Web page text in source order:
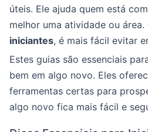
úteis. Ele ajuda quem está
melhor uma atividade ou área.
iniciantes, é mais fácil evitar
Estes guias são essenciais
bem em algo novo. Eles
ferramentas certas para
algo novo fica mais fácil e